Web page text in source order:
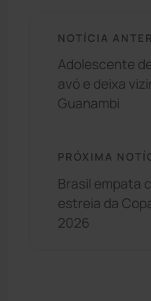
NOTÍCIA
Adolescente
avó e deixa
Guanambi
PRÓXIMA
Brasil empata
estreia da
2026